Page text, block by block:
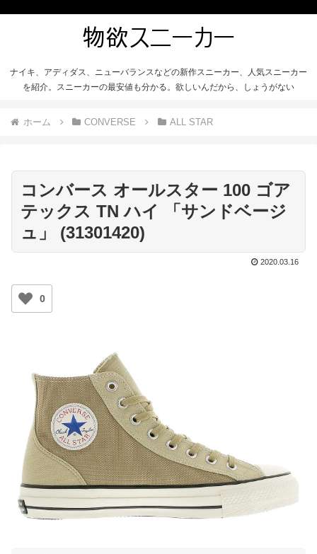
ナイキ、アディダス、ニューバランスなどの新作スニーカー、人気スニーカー
を紹介。スニーカーの最安値も分かる。欲しいんだから、しょうがない
ホーム CONVERSE ALL STAR
コンバース オールスター 100 ゴア
テックス TN ハイ 「サンドベージ
ュ」 (31301420)
2020.03.16
0